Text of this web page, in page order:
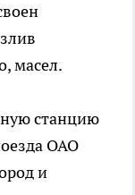
масел.
станцию
ОАО
и